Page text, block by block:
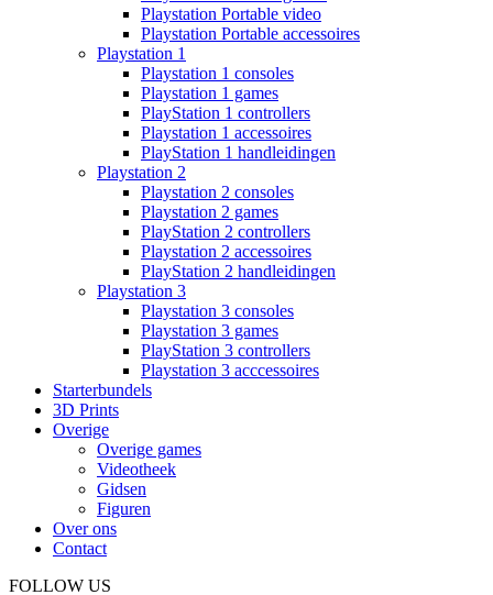
Playstation Portable video
Playstation Portable accessoires
Playstation 1
Playstation 1 consoles
Playstation 1 games
PlayStation 1 controllers
Playstation 1 accessoires
PlayStation 1 handleidingen
Playstation 2
Playstation 2 consoles
Playstation 2 games
PlayStation 2 controllers
Playstation 2 accessoires
PlayStation 2 handleidingen
Playstation 3
Playstation 3 consoles
Playstation 3 games
PlayStation 3 controllers
Playstation 3 acccessoires
Starterbundels
3D Prints
Overige
Overige games
Videotheek
Gidsen
Figuren
Over ons
Contact
FOLLOW US